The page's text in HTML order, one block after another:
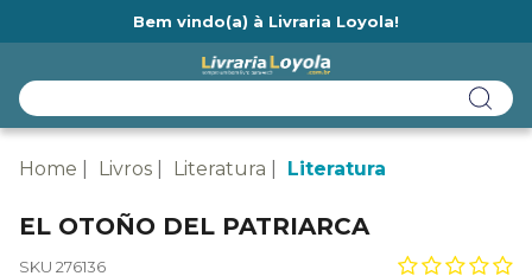
Bem vindo(a) à Livraria Loyola!
Home Livros Literatura Literatura
EL OTOÑO DEL PATRIARCA
SKU 276136